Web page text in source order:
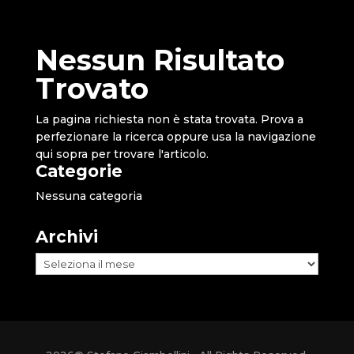
Nessun Risultato
Trovato
La pagina richiesta non è stata trovata. Prova a
perfezionare la ricerca oppure usa la navigazione
qui sopra per trovare l'articolo.
Categorie
Nessuna categoria
Archivi
Archivi